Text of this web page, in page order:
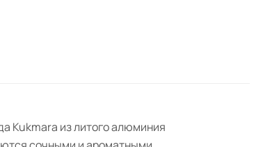
Kukmara из литого алюминия